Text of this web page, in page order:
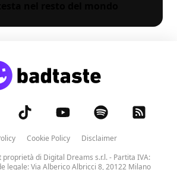
Cookie Policy
Disclaimer
proprietà di Digital Dreams s.r.l.- Partita IVA:
legale: Via Alberico Albricci 8, 20122 Milano